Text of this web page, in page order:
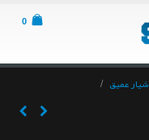
0
شیار عمیق